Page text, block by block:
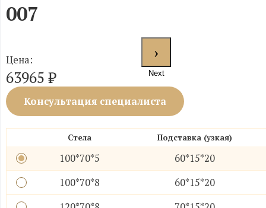
Next
007
Цена:
63965 ₽
Консультация специалиста
Стела Подставка (узкая)
100*70*5
60*15*20
100*70*8
60*15*20